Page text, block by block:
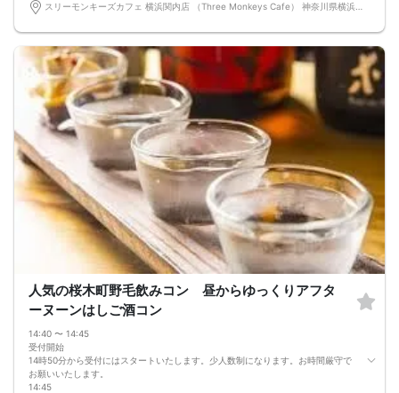
16:45
イベント終了
ビリヤード ダーツ チャージ代ドリンク代など（お一人様あたりの必ず追加料
金制）２０００円前後
会場は開放的なおしゃれな空間です。 比率が偏る場合もございます。
受付開始
時間厳守でお願いしておりますが遅れる場合もokです。
イベントスタート！
全員で乾杯を行い自己紹介後、ビリヤードをしながら交流開始！！途中で連絡先
交換タイムも設けております♪
イベント終了
本日の出会いをこれからも大切にしていただけたら嬉しいです。
比率が偏る場合もございます。
比率は調整されていません。ご理解の上ご参加をお願い致します。
ﾟ･:,｡ﾟ･:,｡★ﾟ･:,｡ﾟ･:,｡☆ﾟ･:,｡ﾟ･:,｡★ﾟ･:,｡ﾟ･:,｡☆ﾟ･:,｡ﾟ･:,｡★ﾟ･:
場合によってお待ちになる場合もございます。お待ちの間にカードゲームのお時
間も予定しております。
ダーツ一ゲーム別途自己負担２時間２０００円前後 ドリンクはキャッシュオ
体調の悪い方やコロナウイルスの症状がある方はご参加はご遠慮いただいており
ます。
ご参加には自己責任になります。
比率は調整されていません。少人数になります。最低遂行人数２対２
当日お申し込みが多数のため比率や人数は様々になる場合もございます。
ご理解の上ご参加をお願い致します。
人気の桜木町野毛飲みコン 昼からゆっくりアフタ
ーヌーンはしご酒コン
14:40 〜 14:45
受付開始
14時50分から受付にはスタートいたします。少人数制になります。お時間厳守で
お願いいたします。
14:45